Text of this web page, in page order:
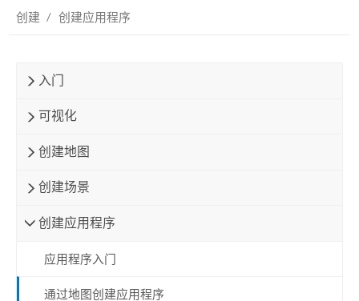
分析
创建 创建应用程序
入门
可视化
创建地图
创建场景
创建应用程序
应用程序入门
通过地图创建应用程序